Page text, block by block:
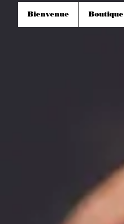
Bienvenue Boutique